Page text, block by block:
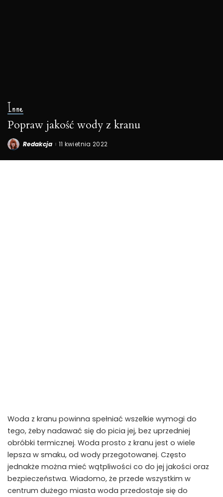
Inne
Popraw jakość wody z kranu
Posted
Redakcja 11 kwietnia 2022
Woda z kranu powinna spełniać wszelkie wymogi do
tego, żeby nadawać się do picia jej, bez uprzedniej
obróbki termicznej. Woda prosto z kranu jest o wiele
lepsza w smaku, od wody przegotowanej. Często
jednakże można mieć wątpliwości co do jej jakości oraz
bezpieczeństwa. Wiadomo, że przede wszystkim w
centrum dużego miasta woda przedostaje się do